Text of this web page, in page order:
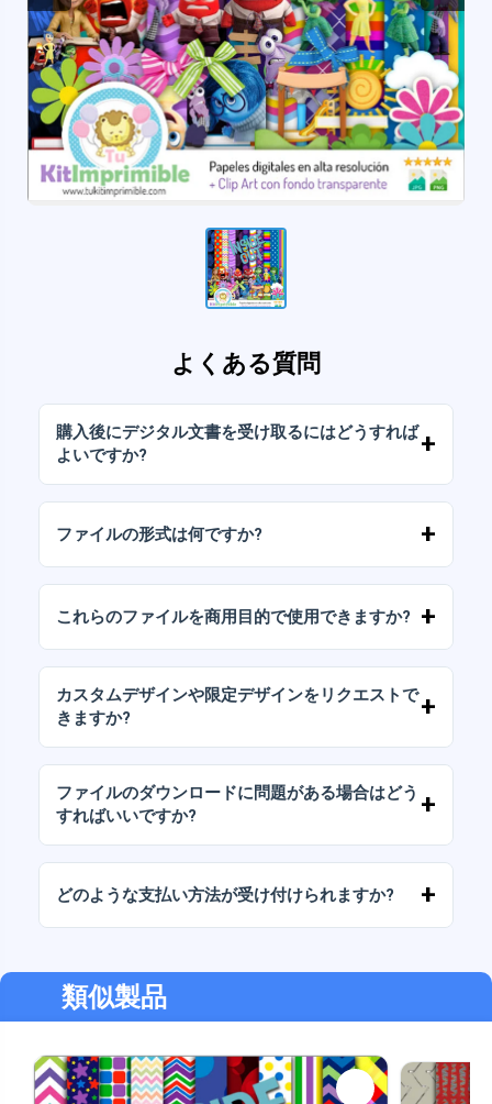
よくある質問
購入後にデジタル文書を受け取るにはどうすれば
よいですか?
イルをダウンロードできます。
ファイルの形式は何ですか?
パッケージには、AIまたはPDFファイルも含ま
れています。
これらのファイルを商用目的で使用できますか?
（変更せずに）再販しないことを条件として、
個人ライセンスと商用ライセンスが含まれてい
ます。
カスタムデザインや限定デザインをリクエストで
きますか?
ます。お気軽にお問い合わせいただき、ご希望
をお伝えください。
ファイルのダウンロードに問題がある場合はどう
すればいいですか?
さい。追加料金なしでファイルの回復をお手伝
いいたします。
どのような支払い方法が受け付けられますか?
る支払い方法に対応しています。
類似製品